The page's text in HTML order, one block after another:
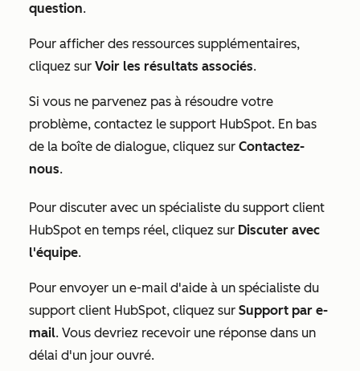
question.
Pour afficher des ressources supplémentaires,
cliquez sur Voir les résultats associés.
Si vous ne parvenez pas à résoudre votre
problème, contactez le support HubSpot. En bas
de la boîte de dialogue, cliquez sur Contactez-
nous.
Pour discuter avec un spécialiste du support client
HubSpot en temps réel, cliquez sur Discuter avec
l'équipe.
Pour envoyer un e-mail d'aide à un spécialiste du
support client HubSpot, cliquez sur Support par e-
mail. Vous devriez recevoir une réponse dans un
délai d'un jour ouvré.